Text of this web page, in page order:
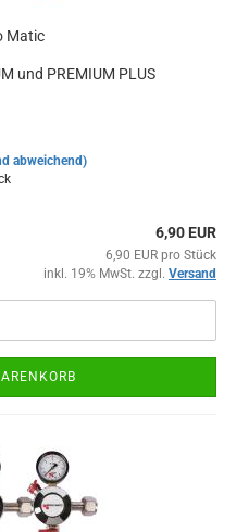
Matic
und PREMIUM PLUS
abweichend)
6,90 EUR
6,90 EUR pro Stück
inkl. 19% MwSt. zzgl. Versand